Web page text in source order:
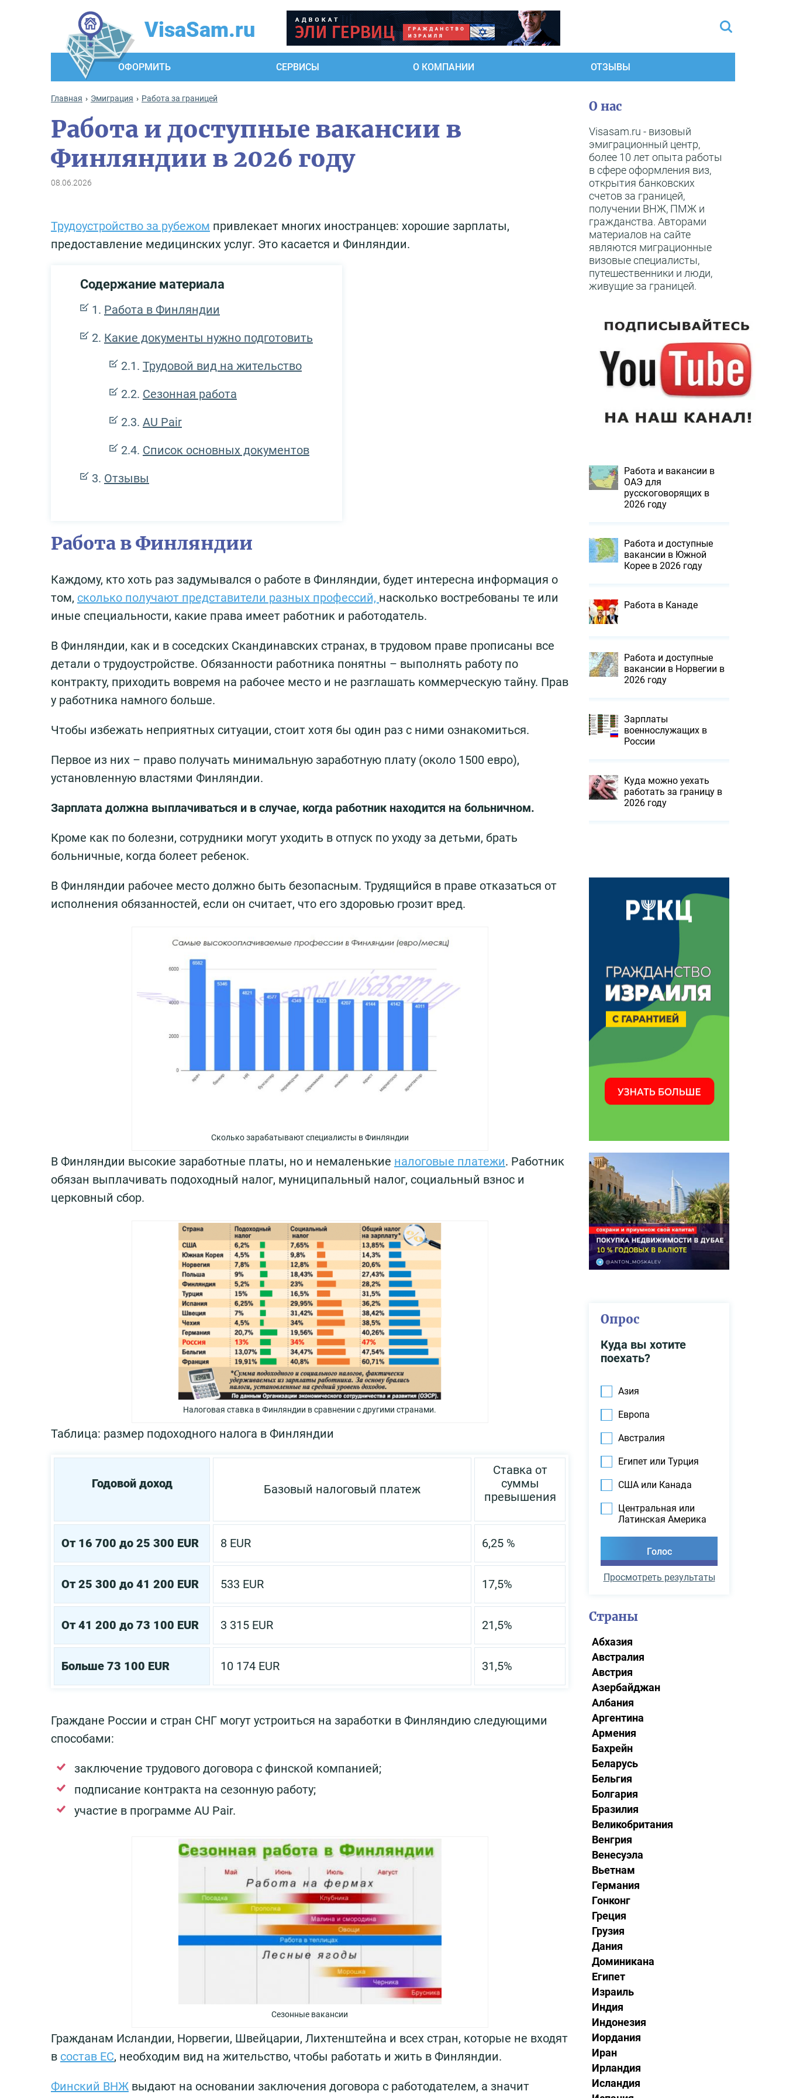
VisaSam.ru
ОФОРМИТЬ СЕРВИСЫ О КОМПАНИИ ОТЗЫВЫ
Главная Эмиграция Работа за границей
Работа и доступные вакансии в
Финляндии в 2026 году
08.06.2026
Трудоустройство за рубежом привлекает многих иностранцев: хорошие зарплаты,
предоставление медицинских услуг. Это касается и Финляндии.
Содержание материала
Работа в Финляндии
Какие документы нужно подготовить
Трудовой вид на жительство
Сезонная работа
AU Pair
Список основных документов
Отзывы
Работа в Финляндии
Каждому, кто хоть раз задумывался о работе в Финляндии, будет интересна информация о
том, сколько получают представители разных профессий, насколько востребованы те или
иные специальности, какие права имеет работник и работодатель.
В Финляндии, как и в соседских Скандинавских странах, в трудовом праве прописаны все
детали о трудоустройстве. Обязанности работника понятны – выполнять работу по
контракту, приходить вовремя на рабочее место и не разглашать коммерческую тайну. Прав
у работника намного больше.
Чтобы избежать неприятных ситуации, стоит хотя бы один раз с ними ознакомиться.
Первое из них – право получать минимальную заработную плату (около 1500 евро),
установленную властями Финляндии.
Зарплата должна выплачиваться и в случае, когда работник находится на больничном.
Кроме как по болезни, сотрудники могут уходить в отпуск по уходу за детьми, брать
больничные, когда болеет ребенок.
В Финляндии рабочее место должно быть безопасным. Трудящийся в праве отказаться от
исполнения обязанностей, если он считает, что его здоровью грозит вред.
Сколько зарабатывают специалисты в Финляндии
В Финляндии высокие заработные платы, но и немаленькие налоговые платежи. Работник
обязан выплачивать подоходный налог, муниципальный налог, социальный взнос и
церковный сбор.
Налоговая ставка в Финляндии в сравнении с другими странами.
Таблица: размер подоходного налога в Финляндии
Годовой доход Базовый налоговый платеж
Ставка от
суммы
превышения
От 16 700 до 25 300 EUR 8 EUR 6,25 %
От 25 300 до 41 200 EUR 533 EUR 17,5%
От 41 200 до 73 100 EUR 3 315 EUR 21,5%
Больше 73 100 EUR 10 174 EUR 31,5%
Граждане России и стран СНГ могут устроиться на заработки в Финляндию следующими
способами:
заключение трудового договора с финской компанией;
подписание контракта на сезонную работу;
участие в программе AU Pair.
Сезонные вакансии
Гражданам Исландии, Норвегии, Швейцарии, Лихтенштейна и всех стран, которые не входят
в состав ЕС, необходим вид на жительство, чтобы работать и жить в Финляндии.
Финский ВНЖ выдают на основании заключения договора с работодателем, а значит
О нас
Visasam.ru - визовый
эмиграционный центр,
более 10 лет опыта работы
в сфере оформления виз,
открытия банковских
счетов за границей,
получении ВНЖ, ПМЖ и
гражданства. Авторами
материалов на сайте
являются миграционные
визовые специалисты,
путешественники и люди,
живущие за границей.
Работа и вакансии в
ОАЭ для
русскоговорящих в
2026 году
Работа и доступные
вакансии в Южной
Корее в 2026 году
Работа в Канаде
Работа и доступные
вакансии в Норвегии в
2026 году
Зарплаты
военнослужащих в
России
Куда можно уехать
работать за границу в
2026 году
Опрос
Куда вы хотите
поехать?
Азия
Европа
Австралия
Египет или Турция
США или Канада
Центральная или
Латинская Америка
Просмотреть результаты
Страны
Абхазия
Австралия
Австрия
Азербайджан
Албания
Аргентина
Армения
Бахрейн
Беларусь
Бельгия
Болгария
Бразилия
Великобритания
Венгрия
Венесуэла
Вьетнам
Германия
Гонконг
Греция
Грузия
Дания
Доминикана
Египет
Израиль
Индия
Индонезия
Иордания
Иран
Ирландия
Исландия